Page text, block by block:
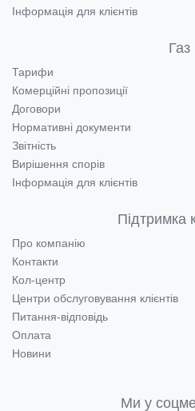
Інформація для клієнтів
Газ
Тарифи
Комерційні пропозиції
Договори
Нормативні документи
Звітність
Вирішення спорів
Інформація для клієнтів
Підтримка
Про компанію
Контакти
Кол-центр
Центри обслуговування клієнтів
Питання-відповідь
Оплата
Новини
Ми у